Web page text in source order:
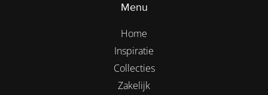
Menu
Home
Inspiratie
Collecties
Zakelijk